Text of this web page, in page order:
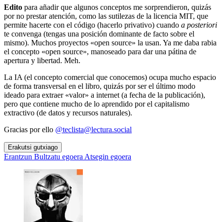
Edito para añadir que algunos conceptos me sorprendieron, quizás
por no prestar atención, como las sutilezas de la licencia MIT, que
permite hacerte con el código (hacerlo privativo) cuando a posteriori
te convenga (tengas una posición dominante de facto sobre el
mismo). Muchos proyectos «open source» la usan. Ya me daba rabia
el concepto «open source», manoseado para dar una pátina de
apertura y libertad. Meh.
La IA (el concepto comercial que conocemos) ocupa mucho espacio
de forma transversal en el libro, quizás por ser el último modo
ideado para extraer «valor» a internet (a fecha de la publicación),
pero que contiene mucho de lo aprendido por el capitalismo
extractivo (de datos y recursos naturales).
Gracias por ello @teclista@lectura.social
Erakutsi gutxiago
Erantzun Bultzatu egoera Atsegin egoera